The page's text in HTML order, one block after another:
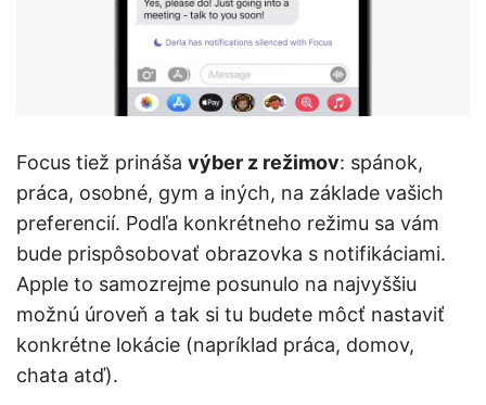
Focus tiež prináša výber z režimov: spánok,
práca, osobné, gym a iných, na základe vašich
preferencií. Podľa konkrétneho režimu sa vám
bude prispôsobovať obrazovka s notifikáciami.
Apple to samozrejme posunulo na najvyššiu
možnú úroveň a tak si tu budete môcť nastaviť
konkrétne lokácie (napríklad práca, domov,
chata atď).